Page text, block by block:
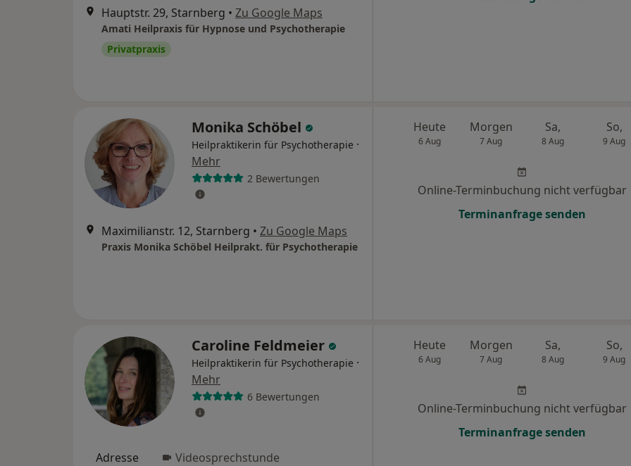
Hauptstr. 29, Starnberg • Zu Google Maps
Amati Heilpraxis für Hypnose und Psychotherapie
Privatpraxis
Monika Schöbel
Heilpraktikerin für Psychotherapie ·
Mehr
2 Bewertungen
Maximilianstr. 12, Starnberg • Zu Google Maps
Praxis Monika Schöbel Heilprakt. für Psychotherapie
Heute
6 Aug
Morgen
7 Aug
Sa,
8 Aug
So,
9 Aug
Online-Terminbuchung nicht verfügbar
Terminanfrage senden
Caroline Feldmeier
Heilpraktikerin für Psychotherapie ·
Mehr
6 Bewertungen
Adresse Videosprechstunde
Heute
6 Aug
Morgen
7 Aug
Sa,
8 Aug
So,
9 Aug
Online-Terminbuchung nicht verfügbar
Terminanfrage senden